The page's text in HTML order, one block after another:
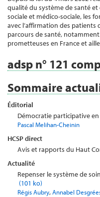
qualité du système de santé et
sociale et médico-sociale, les
avec l’affirmation des patients
parcours de santé,
prometteuses en France et
adsp n° 121
Sommaire
Éditorial
Démocratie participative
Pascal Melihan-Cheinin
HCSP direct
Avis et rapports du Haut
Actualité
Repenser le système de
(101 ko)
Régis Aubry,Annabel